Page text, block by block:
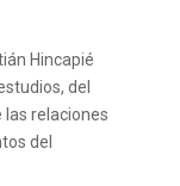
Hincapié
del
las relaciones
del